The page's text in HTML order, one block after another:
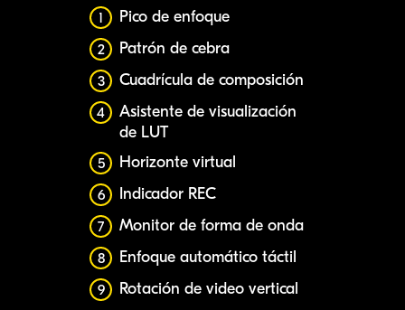
1 Pico de enfoque
2 Patrón de cebra
3 Cuadrícula de composición
4
Asistente de visualización
de LUT
5 Horizonte virtual
6 Indicador REC
7 Monitor de forma de onda
8 Enfoque automático táctil
9 Rotación de video vertical